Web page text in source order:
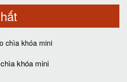
khóa mini